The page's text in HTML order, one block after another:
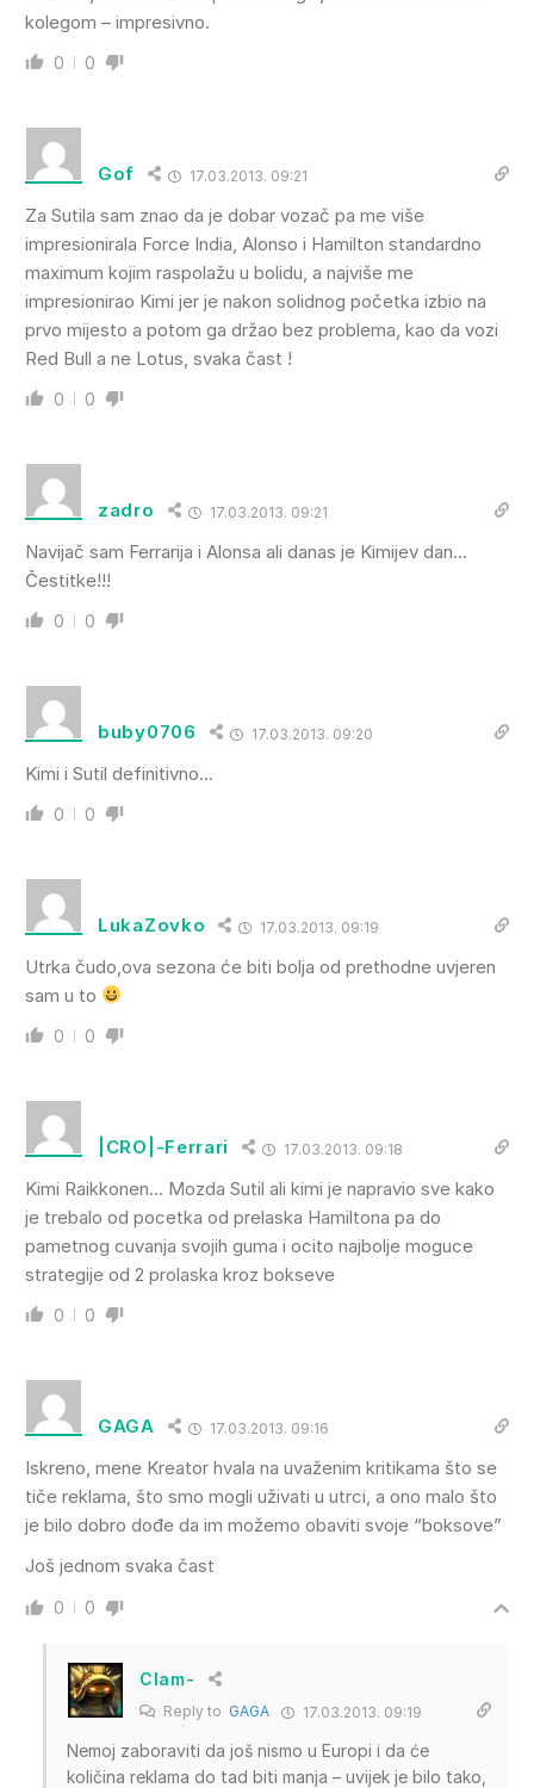
kolegom – impresivno.
0 0
Gof 17.03.2013. 09:21
Za Sutila sam znao da je dobar vozač pa me više
impresionirala Force India, Alonso i Hamilton standardno
maximum kojim raspolažu u bolidu, a najviše me
impresionirao Kimi jer je nakon solidnog početka izbio na
prvo mijesto a potom ga držao bez problema, kao da vozi
Red Bull a ne Lotus, svaka čast !
0 0
zadro 17.03.2013. 09:21
Navijač sam Ferrarija i Alonsa ali danas je Kimijev dan…
Čestitke!!!
0 0
buby0706 17.03.2013. 09:20
Kimi i Sutil definitivno…
0 0
LukaZovko 17.03.2013. 09:19
Utrka čudo,ova sezona će biti bolja od prethodne uvjeren
sam u to
0 0
|CRO|-Ferrari 17.03.2013. 09:18
Kimi Raikkonen… Mozda Sutil ali kimi je napravio sve kako
je trebalo od pocetka od prelaska Hamiltona pa do
pametnog cuvanja svojih guma i ocito najbolje moguce
strategije od 2 prolaska kroz bokseve
0 0
GAGA 17.03.2013. 09:16
Iskreno, mene Kreator hvala na uvaženim kritikama što se
tiče reklama, što smo mogli uživati u utrci, a ono malo što
je bilo dobro dođe da im možemo obaviti svoje “boksove”
Još jednom svaka čast
0 0
Clam-
Reply to GAGA 17.03.2013. 09:19
Nemoj zaboraviti da još nismo u Europi i da će
količina reklama do tad biti manja – uvijek je bilo tako,